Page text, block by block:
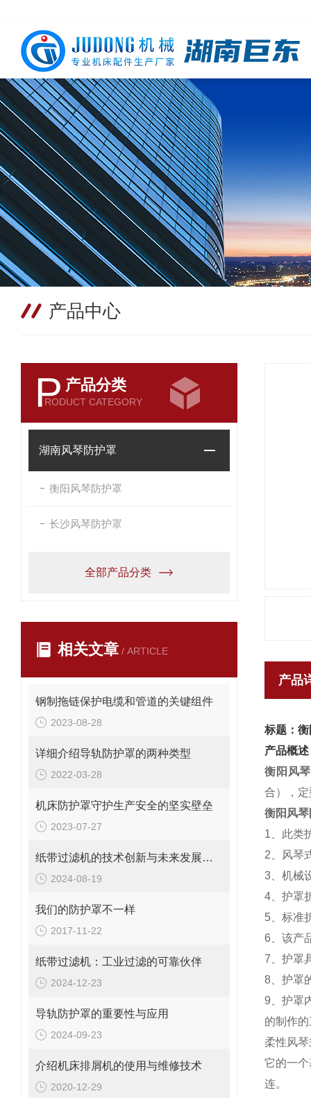
产品中心
P 产品分类
RODUCT CATEGORY
湖南风琴防护罩
衡阳风琴防护罩
长沙风琴防护罩
全部产品分类
相关文章 / ARTICLE
钢制拖链保护电缆和管道的关键组件
2023-08-28
详细介绍导轨防护罩的两种类型
2022-03-28
机床防护罩守护生产安全的坚实壁垒
2023-07-27
纸带过滤机的技术创新与未来发展趋势
2024-08-19
我们的防护罩不一样
2017-11-22
纸带过滤机：工业过滤的可靠伙伴
2024-12-23
导轨防护罩的重要性与应用
2024-09-23
介绍机床排屑机的使用与维修技术
2020-12-29
产品
标题：
产品概述
衡阳风
合），
衡阳风
1、 此类
2、
风琴
3、 机械
4、 护罩
5、 标准
6、 该产
7、 护罩
8、 护罩
9、 护罩
的制作
柔性风
它的一
连。